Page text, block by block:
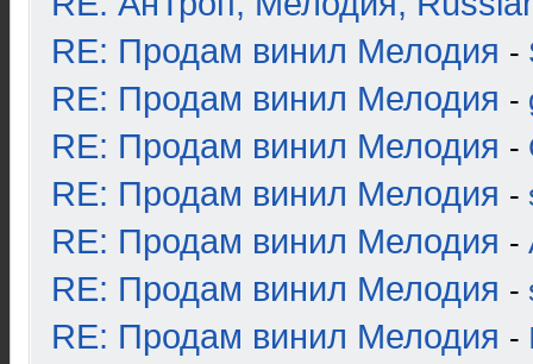
RE: Продам винил Мелодия -
RE: Продам винил Мелодия -
RE: Продам винил Мелодия -
RE: Продам винил Мелодия -
RE: Продам винил Мелодия -
RE: Продам винил Мелодия -
RE: Продам винил Мелодия -